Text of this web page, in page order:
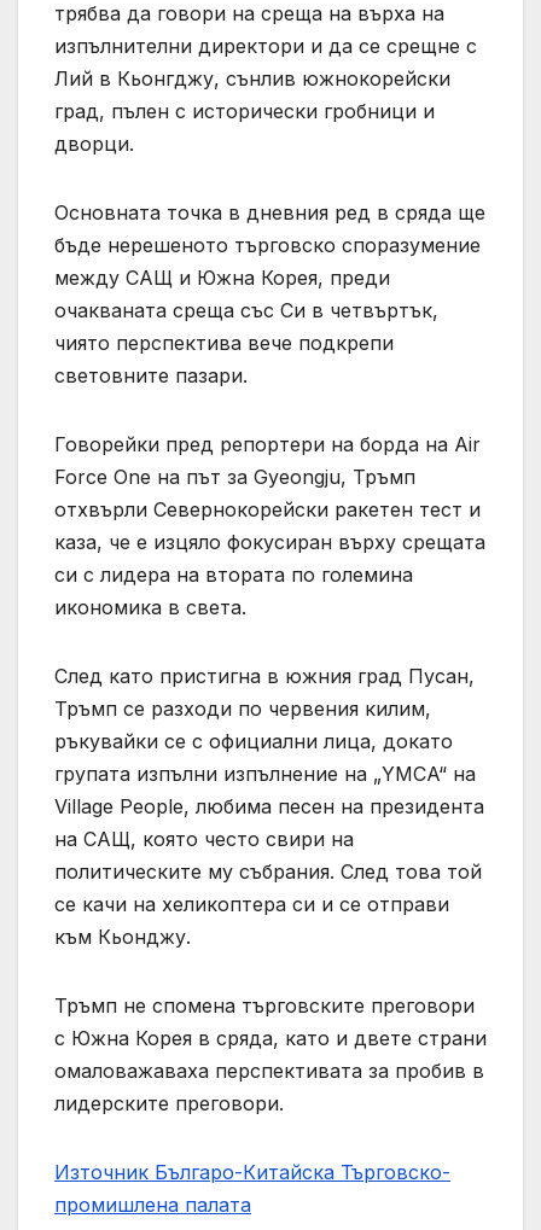
трябва да говори на среща на върха на
изпълнителни директори и да се срещне с
Лий в Кьонгджу, сънлив южнокорейски
град, пълен с исторически гробници и
дворци.
Основната точка в дневния ред в сряда ще
бъде нерешеното търговско споразумение
между САЩ и Южна Корея, преди
очакваната среща със Си в четвъртък,
чиято перспектива вече подкрепи
световните пазари.
Говорейки пред репортери на борда на Air
Force One на път за Gyeongju, Тръмп
отхвърли Севернокорейски ракетен тест и
каза, че е изцяло фокусиран върху срещата
си с лидера на втората по големина
икономика в света.
След като пристигна в южния град Пусан,
Тръмп се разходи по червения килим,
ръкувайки се с официални лица, докато
групата изпълни изпълнение на „YMCA“ на
Village People, любима песен на президента
на САЩ, която често свири на
политическите му събрания. След това той
се качи на хеликоптера си и се отправи
към Кьонджу.
Тръмп не спомена търговските преговори
с Южна Корея в сряда, като и двете страни
омаловажаваха перспективата за пробив в
лидерските преговори.
Източник Българо-Китайска Търговско-
промишлена палaта